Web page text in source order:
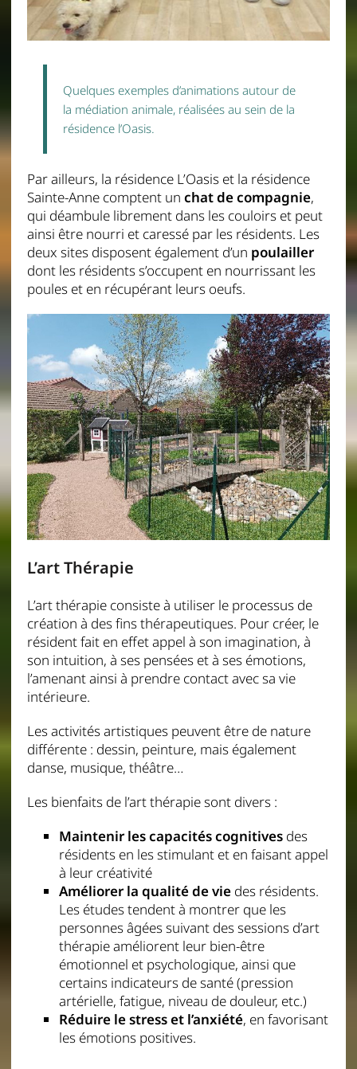
Quelques exemples d’animations autour de
la médiation animale, réalisées au sein de la
résidence l’Oasis.
Par ailleurs, la résidence L’Oasis et la résidence
Sainte-Anne comptent un chat de compagnie,
qui déambule librement dans les couloirs et peut
ainsi être nourri et caressé par les résidents. Les
deux sites disposent également d’un poulailler
dont les résidents s’occupent en nourrissant les
poules et en récupérant leurs oeufs.
L’art Thérapie
L’art thérapie consiste à utiliser le processus de
création à des fins thérapeutiques. Pour créer, le
résident fait en effet appel à son imagination, à
son intuition, à ses pensées et à ses émotions,
l’amenant ainsi à prendre contact avec sa vie
intérieure.
Les activités artistiques peuvent être de nature
différente : dessin, peinture, mais également
danse, musique, théâtre…
Les bienfaits de l’art thérapie sont divers :
Maintenir les capacités cognitives des
résidents en les stimulant et en faisant appel
à leur créativité
Améliorer la qualité de vie des résidents.
Les études tendent à montrer que les
personnes âgées suivant des sessions d’art
thérapie améliorent leur bien-être
émotionnel et psychologique, ainsi que
certains indicateurs de santé (pression
artérielle, fatigue, niveau de douleur, etc.)
Réduire le stress et l’anxiété, en favorisant
les émotions positives.